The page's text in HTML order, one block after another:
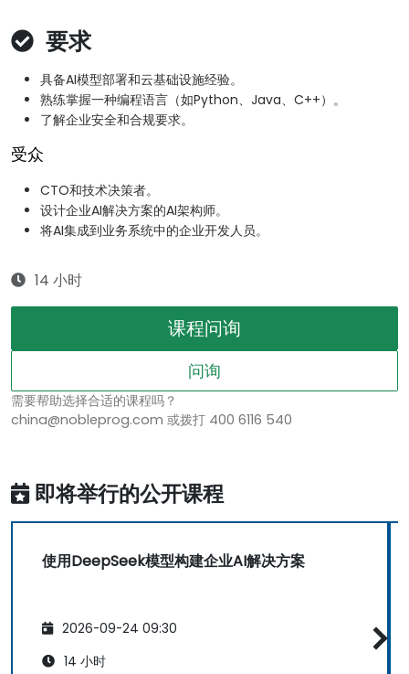
要求
具备AI模型部署和云基础设施经验。
熟练掌握一种编程语言（如Python、Java、C++）。
了解企业安全和合规要求。
受众
CTO和技术决策者。
设计企业AI解决方案的AI架构师。
将AI集成到业务系统中的企业开发人员。
14 小时
课程问询
问询
需要帮助选择合适的课程吗？
china@nobleprog.com 或拨打 400 6116 540
即将举行的公开课程
使用DeepSeek模型构建企业AI解决方案
2026-09-24 09:30
14 小时